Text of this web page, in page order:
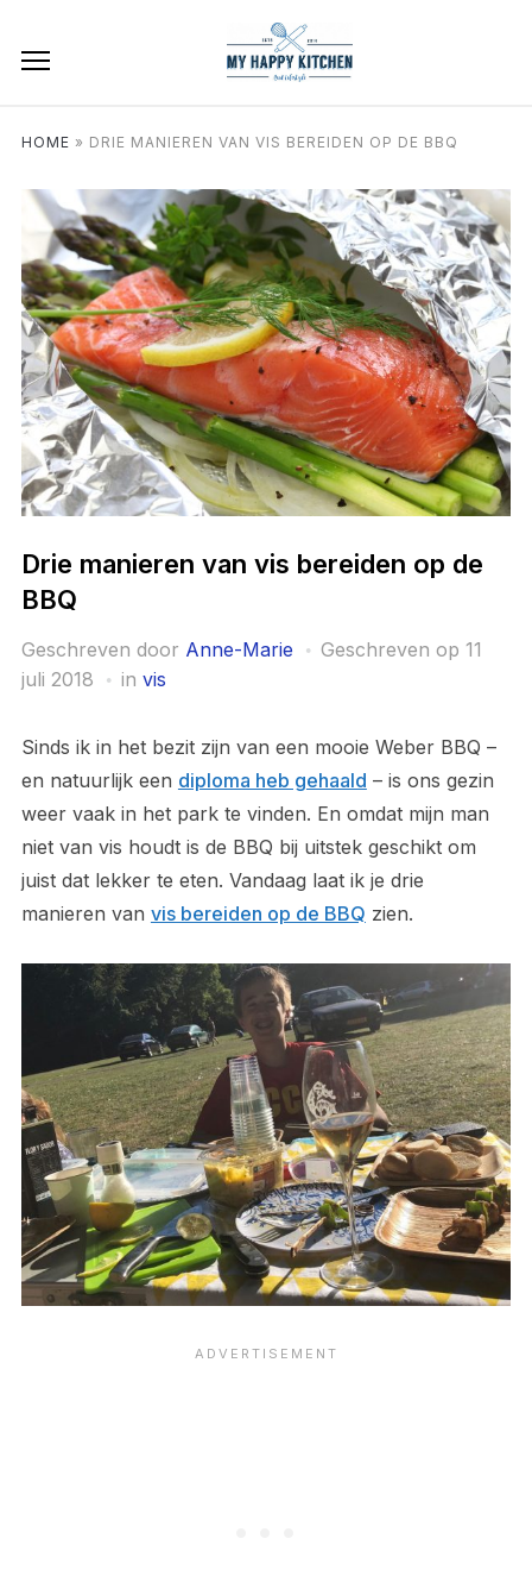
HOME » DRIE MANIEREN VAN VIS BEREIDEN OP DE BBQ
Drie manieren van vis bereiden op de
BBQ
Geschreven door Anne-Marie Geschreven op 11
juli 2018
in vis
Sinds ik in het bezit zijn van een mooie Weber BBQ –
en natuurlijk een diploma heb gehaald – is ons gezin
weer vaak in het park te vinden. En omdat mijn man
niet van vis houdt is de BBQ bij uitstek geschikt om
juist dat lekker te eten. Vandaag laat ik je drie
manieren van vis bereiden op de BBQ zien.